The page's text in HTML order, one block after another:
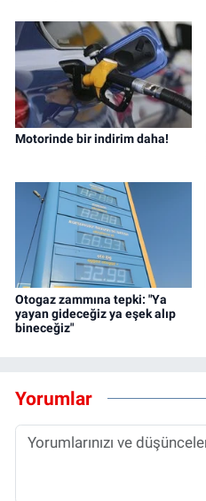
Motorinde bir indirim daha!
Otogaz zammına tepki: "Ya
yayan gideceğiz ya eşek alıp
bineceğiz"
Yorumlar